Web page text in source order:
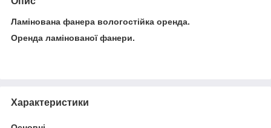
Ламінована фанера вологостійка оренда.
Оренда ламінованої фанери.
Характеристики